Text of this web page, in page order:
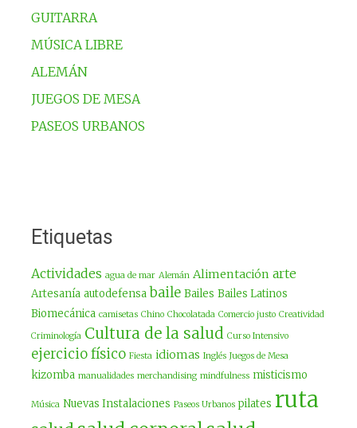
GUITARRA
MÚSICA LIBRE
ALEMÁN
JUEGOS DE MESA
PASEOS URBANOS
Etiquetas
Actividades agua de mar Alemán Alimentación arte
Artesanía autodefensa baile Bailes Bailes Latinos
Biomecánica camisetas Chino Chocolatada Comercio justo Creatividad
Criminología Cultura de la salud Curso Intensivo
ejercicio físico Fiesta idiomas Inglés Juegos de Mesa
kizomba manualidades merchandising mindfulness misticismo
Música Nuevas Instalaciones Paseos Urbanos pilates ruta